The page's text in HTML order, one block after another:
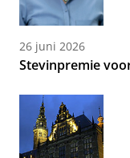
26 juni 2026
Stevinpremie